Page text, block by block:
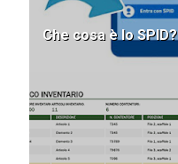
Che cosa è lo SPID?